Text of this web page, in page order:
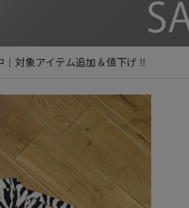
｜対象アイテム追加＆値下げ ‼